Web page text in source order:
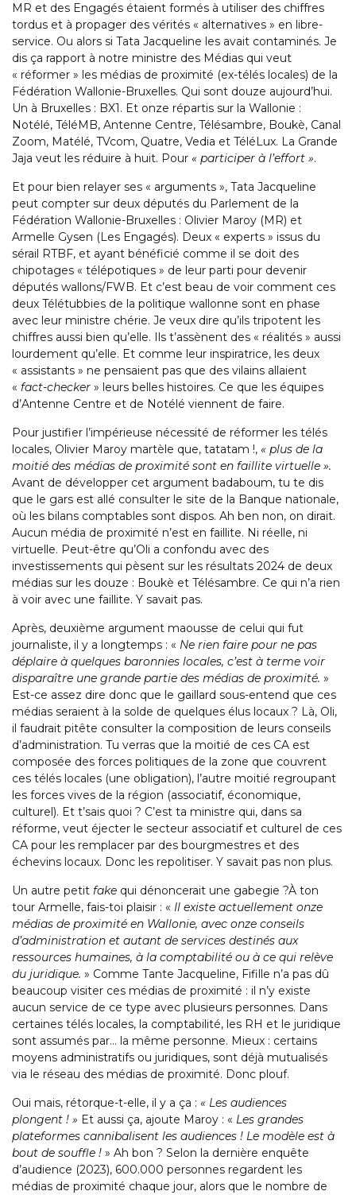
MR et des Engagés étaient formés à utiliser des chiffres
tordus et à propager des vérités « alternatives » en libre-
service. Ou alors si Tata Jacqueline les avait contaminés. Je
dis ça rapport à notre ministre des Médias qui veut
« réformer » les médias de proximité (ex-télés locales) de la
Fédération Wallonie-Bruxelles. Qui sont douze aujourd’hui.
Un à Bruxelles : BX1. Et onze répartis sur la Wallonie :
Notélé, TéléMB, Antenne Centre, Télésambre, Boukè, Canal
Zoom, Matélé, TVcom, Quatre, Vedia et TéléLux. La Grande
Jaja veut les réduire à huit. Pour « participer à l’effort ».
Et pour bien relayer ses « arguments », Tata Jacqueline
peut compter sur deux députés du Parlement de la
Fédération Wallonie-Bruxelles : Olivier Maroy (MR) et
Armelle Gysen (Les Engagés). Deux « experts » issus du
sérail RTBF, et ayant bénéficié comme il se doit des
chipotages « télépotiques » de leur parti pour devenir
députés wallons/FWB. Et c’est beau de voir comment ces
deux Télétubbies de la politique wallonne sont en phase
avec leur ministre chérie. Je veux dire qu’ils tripotent les
chiffres aussi bien qu’elle. Ils t’assènent des « réalités » aussi
lourdement qu’elle. Et comme leur inspiratrice, les deux
« assistants » ne pensaient pas que des vilains allaient
« fact-checker » leurs belles histoires. Ce que les équipes
d’Antenne Centre et de Notélé viennent de faire.
Pour justifier l’impérieuse nécessité de réformer les télés
locales, Olivier Maroy martèle que, tatatam !, « plus de la
moitié des médias de proximité sont en faillite virtuelle ».
Avant de développer cet argument badaboum, tu te dis
que le gars est allé consulter le site de la Banque nationale,
où les bilans comptables sont dispos. Ah ben non, on dirait.
Aucun média de proximité n’est en faillite. Ni réelle, ni
virtuelle. Peut-être qu’Oli a confondu avec des
investissements qui pèsent sur les résultats 2024 de deux
médias sur les douze : Boukè et Télésambre. Ce qui n’a rien
à voir avec une faillite. Y savait pas.
Après, deuxième argument maousse de celui qui fut
journaliste, il y a longtemps : « Ne rien faire pour ne pas
déplaire à quelques baronnies locales, c’est à terme voir
disparaître une grande partie des médias de proximité. »
Est-ce assez dire donc que le gaillard sous-entend que ces
médias seraient à la solde de quelques élus locaux ? Là, Oli,
il faudrait pitête consulter la composition de leurs conseils
d’administration. Tu verras que la moitié de ces CA est
composée des forces politiques de la zone que couvrent
ces télés locales (une obligation), l’autre moitié regroupant
les forces vives de la région (associatif, économique,
culturel). Et t’sais quoi ? C’est ta ministre qui, dans sa
réforme, veut éjecter le secteur associatif et culturel de ces
CA pour les remplacer par des bourgmestres et des
échevins locaux. Donc les repolitiser. Y savait pas non plus.
Un autre petit fake qui dénoncerait une gabegie ?À ton
tour Armelle, fais-toi plaisir : « Il existe actuellement onze
médias de proximité en Wallonie, avec onze conseils
d’administration et autant de services destinés aux
ressources humaines, à la comptabilité ou à ce qui relève
du juridique. » Comme Tante Jacqueline, Fifille n’a pas dû
beaucoup visiter ces médias de proximité : il n’y existe
aucun service de ce type avec plusieurs personnes. Dans
certaines télés locales, la comptabilité, les RH et le juridique
sont assumés par… la même personne. Mieux : certains
moyens administratifs ou juridiques, sont déjà mutualisés
via le réseau des médias de proximité. Donc plouf.
Oui mais, rétorque-t-elle, il y a ça : « Les audiences
plongent ! » Et aussi ça, ajoute Maroy : « Les grandes
plateformes cannibalisent les audiences ! Le modèle est à
bout de souffle ! » Ah bon ? Selon la dernière enquête
d’audience (2023), 600.000 personnes regardent les
médias de proximité chaque jour, alors que le nombre de